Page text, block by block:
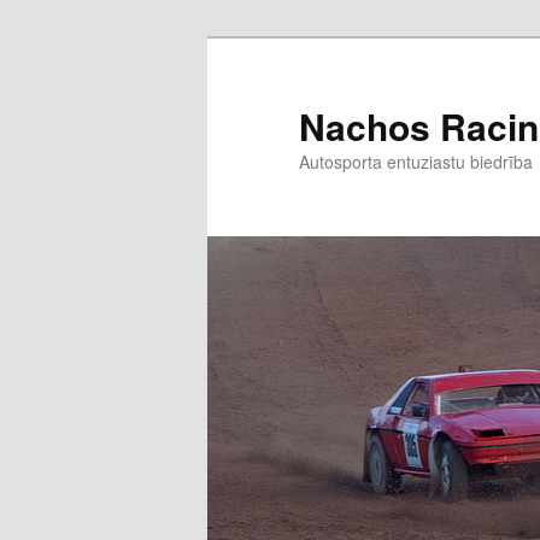
Nachos
Autosporta entuziastu biedrība